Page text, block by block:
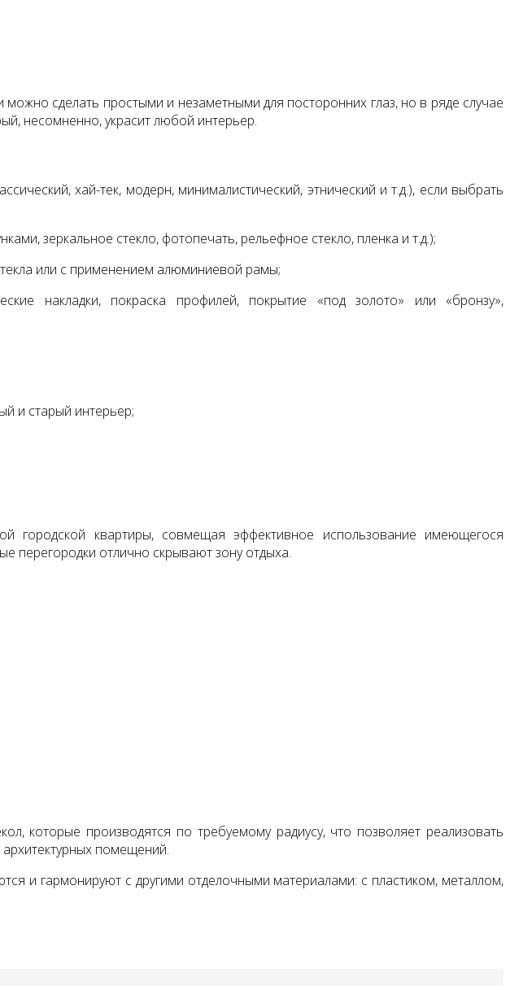
сделать простыми и незаметными для посторонних глаз, но в ряде случае
несомненно, украсит любой интерьер.
хай-тек, модерн, минималистический, этнический и т.д.), если выбрать
зеркальное стекло, фотопечать, рельефное стекло, пленка и т.д.);
или с применением алюминиевой рамы;
накладки, покраска профилей, покрытие «под золото» или «бронзу»,
и старый интерьер;
квартиры, совмещая эффективное использование имеющегося
перегородки отлично скрывают зону отдыха.
которые производятся по требуемому радиусу, что позволяет реализовать
помещений.
и гармонируют с другими отделочными материалами: с пластиком, металлом,